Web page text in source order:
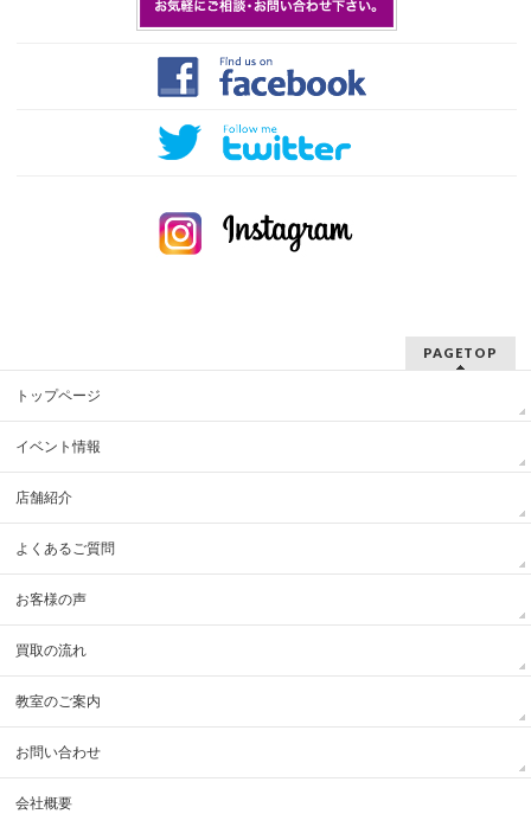
PAGETOP
トップページ
イベント情報
店舗紹介
よくあるご質問
お客様の声
買取の流れ
教室のご案内
お問い合わせ
会社概要